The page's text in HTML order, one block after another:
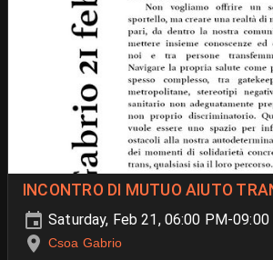
INCONTRO DI MUTUO AIUTO
Saturday, Feb 21, 06:00 PM-
Csoa Gabrio